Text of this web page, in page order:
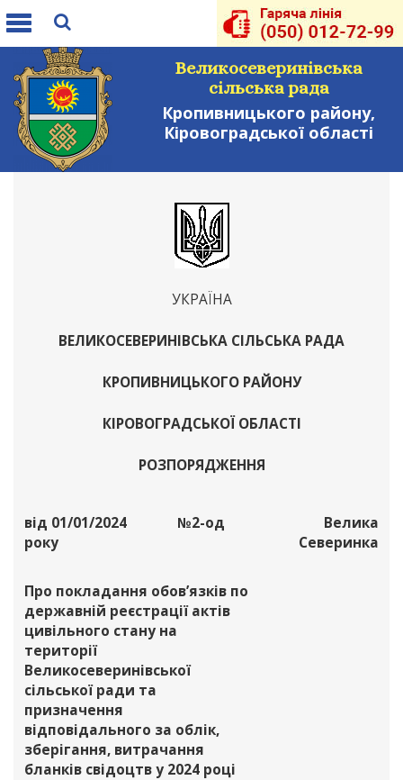
Toggle
Великосеверинівська
сільська рада
Кропивницького району,
Кіровоградської області
УКРАЇНА
ВЕЛИКОСЕВЕРИНІВСЬКА СІЛЬСЬКА РАДА
КРОПИВНИЦЬКОГО РАЙОНУ
КІРОВОГРАДСЬКОЇ ОБЛАСТІ
РОЗПОРЯДЖЕННЯ
від 01/01/2024
року
№2-од
Велика
Северинка
Про покладання обов’язків по
державній реєстрації актів
цивільного стану на
території
Великосеверинівської
сільської ради та
призначення
відповідального за облік,
зберігання, витрачання
бланків свідоцтв у 2024 році